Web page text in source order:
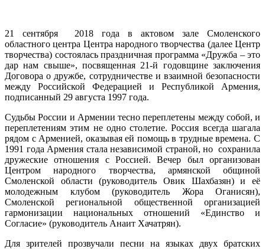
21 сентября 2018 года в актовом зале Смоленского
областного центра Центра народного творчества (далее Центр
творчества) состоялась праздничная программа «Дружба – это
дар нам свыше», посвященная 21-й годовщине заключения
Договора о дружбе, сотрудничестве и взаимной безопасности
между Российской Федерацией и Республикой Армения,
подписанный 29 августа 1997 года.
Судьбы России и Армении тесно переплетены между собой, и
переплетениям этим не одно столетие. Россия всегда шагала
рядом с Арменией, оказывая ей помощь в трудные времена. С
1991 года Армения стала независимой страной, но сохранила
дружеские отношения с Россией. Вечер был организован
Центром народного творчества, армянской общиной
Смоленской области (руководитель Овик Шахбазян) и её
молодежным клубом (руководитель Жора Оганисян),
Смоленской региональной общественной организацией
гармонизации национальных отношений «Единство и
Согласие» (руководитель Анаит Хачатрян).
Для зрителей прозвучали песни на языках двух братских